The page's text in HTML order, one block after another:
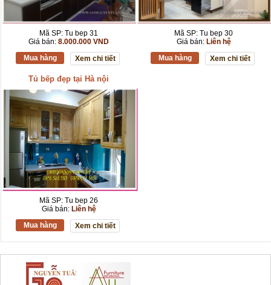
Mã SP: Tu bep 31
Giá bán: 8.000.000 VND
Mua hàng
Xem chi tiết
Mã SP: Tu bep 30
Giá bán: Liên hệ
Mua hàng
Xem chi tiết
Tủ bếp đẹp tại Hà nội
Mã SP: Tu bep 26
Giá bán: Liên hệ
Mua hàng
Xem chi tiết